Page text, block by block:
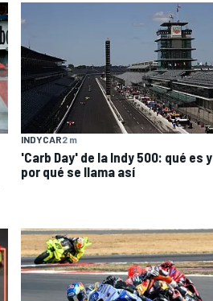
INDYCAR2 m
'Carb Day' de la Indy 500: qué es y
por qué se llama así